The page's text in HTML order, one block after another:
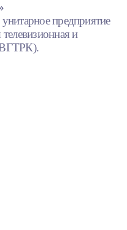
предприятие
телевизионная и